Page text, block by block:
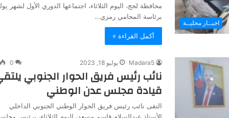
اخبــار محليــة
محافظة لحج، اليوم الثلاثاء، اجتماعها الدوري الأول لشهر
برئاسة المحامي رمزي…
أكمل القراءة »
Madara5 يوليو 18, 2023 0
نائب رئيس فريق الحوار الجنوبي
قيادة مجلس عدن الوطني
التقى نائب رئيس فريق الحوار الوطني الجنوبي الداخلي